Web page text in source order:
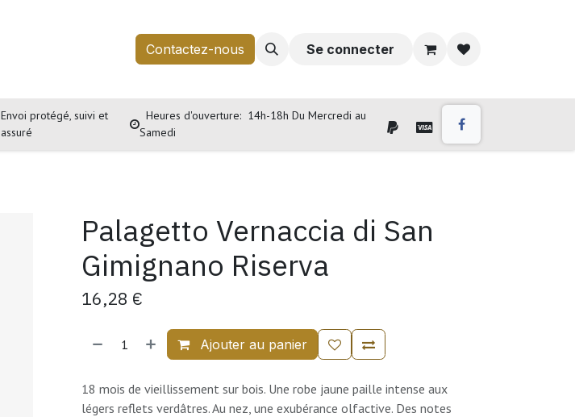
Contactez-nous Se connecter
Envoi protégé, suivi et
assuré
Heures d'ouverture: 14h-18h Du Mercredi au
Samedi
Palagetto Vernaccia di San
Gimignano Riserva
16,28 €
Ajouter au panier
18 mois de vieillissement sur bois. Une robe jaune paille intense aux
légers reflets verdâtres. Au nez, une exubérance olfactive. Des notes